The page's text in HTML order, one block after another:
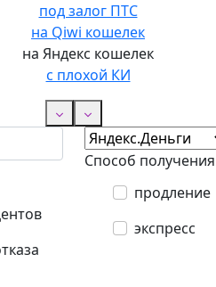
под залог ПТС
на Qiwi кошелек
на Яндекс кошелек
с плохой КИ
Способ получения
продление
экспресс